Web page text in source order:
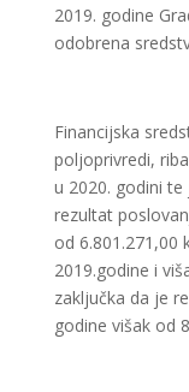
2019. godine
odobrena
Financijska
poljoprivredi,
u 2020. godini
rezultat
od 6.801.271,00
2019.godine i
zaključka da je
godine višak od